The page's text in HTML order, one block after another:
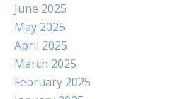
June 2025
May 2025
April 2025
March 2025
February 2025